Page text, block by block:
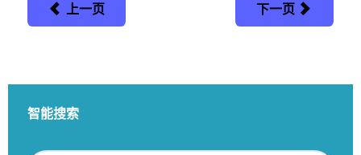
上一页 下一页
智能搜索